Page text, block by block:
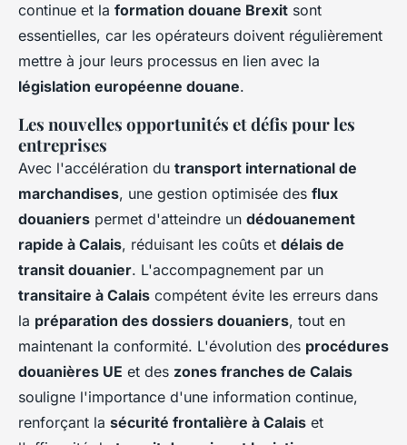
continue et la formation douane Brexit sont
essentielles, car les opérateurs doivent régulièrement
mettre à jour leurs processus en lien avec la
législation européenne douane.
Les nouvelles opportunités et défis pour les
entreprises
Avec l'accélération du transport international de
marchandises, une gestion optimisée des flux
douaniers permet d'atteindre un dédouanement
rapide à Calais, réduisant les coûts et délais de
transit douanier. L'accompagnement par un
transitaire à Calais compétent évite les erreurs dans
la préparation des dossiers douaniers, tout en
maintenant la conformité. L'évolution des procédures
douanières UE et des zones franches de Calais
souligne l'importance d'une information continue,
renforçant la sécurité frontalière à Calais et